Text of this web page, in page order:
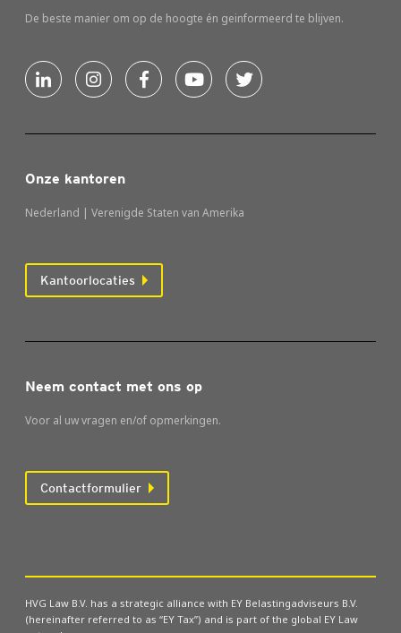
Onze kantoren
Nederland | Verenigde Staten van Amerika
Kantoorlocaties
De beste manier om op de hoogte én geinformeerd te blijven.
Neem contact met ons op
Voor al uw vragen en/of opmerkingen.
Contactformulier
HVG Law B.V. has a strategic alliance with EY Belastingadviseurs B.V.
(hereinafter referred to as “EY Tax”) and is part of the global EY Law